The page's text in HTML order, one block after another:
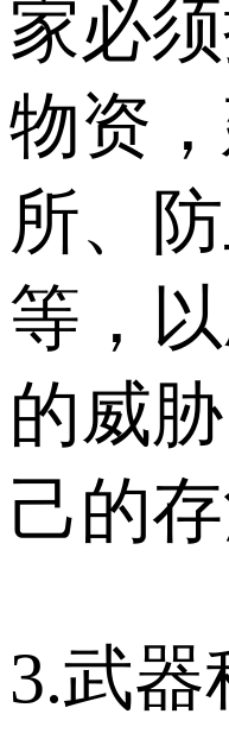
家必
物资
所、
等，
的威
己的存
3.武器